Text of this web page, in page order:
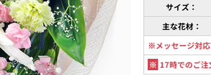
サイズ：
主な花材：
※メッセージ対
※ 17時でのご